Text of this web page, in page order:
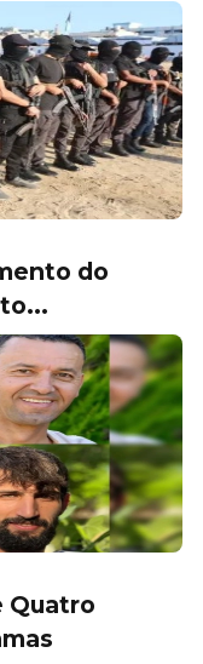
do
Quatro